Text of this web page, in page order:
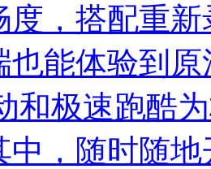
度，搭配重
也能体验到
和极速跑酷
中，随时随